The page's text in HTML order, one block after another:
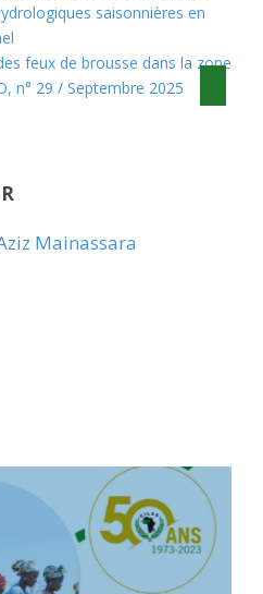
saisonnières en
feux de brousse dans la zone
n° 29 / Septembre 2025
Mainassara